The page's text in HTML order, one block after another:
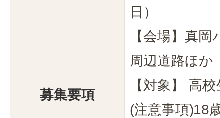
募集要項
日）
【会場】真
周辺道路ほか
【対象】 高
(注意事項)18